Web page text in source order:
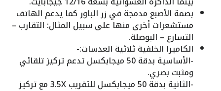
بصمة الأصبع مدمجة في زر الباور كما يدعم الهاتف
مستشعرات أخرى منها على سبيل المثال: التقارب –
التسارع – البوصلة.
الكاميرا الخلفية ثلاثية العدسات:-
-الأساسية بدقة 50 ميجابكسل تدعم تركيز تلقائي
ومثبت بصري.
-الثانية بدقة 50 ميجابكسل للتقريب 3.5X مع تركيز